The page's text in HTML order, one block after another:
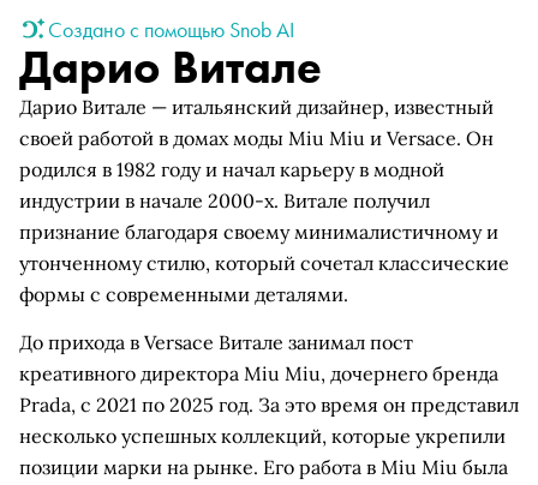
Создано с помощью Snob AI
Дарио Витале
Дарио Витале — итальянский дизайнер, известный
своей работой в домах моды Miu Miu и Versace. Он
родился в 1982 году и начал карьеру в модной
индустрии в начале 2000-х. Витале получил
признание благодаря своему минималистичному и
утонченному стилю, который сочетал классические
формы с современными деталями.
До прихода в Versace Витале занимал пост
креативного директора Miu Miu, дочернего бренда
Prada, с 2021 по 2025 год. За это время он представил
несколько успешных коллекций, которые укрепили
позиции марки на рынке. Его работа в Miu Miu была